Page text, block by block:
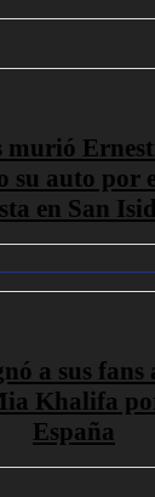
murió
su auto por
en San
a sus
Khalifa
España